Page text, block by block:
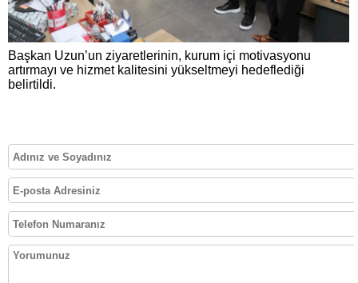
Başkan Uzun’un ziyaretlerinin, kurum içi motivasyonu
artırmayı ve hizmet kalitesini yükseltmeyi hedeflediği
belirtildi.